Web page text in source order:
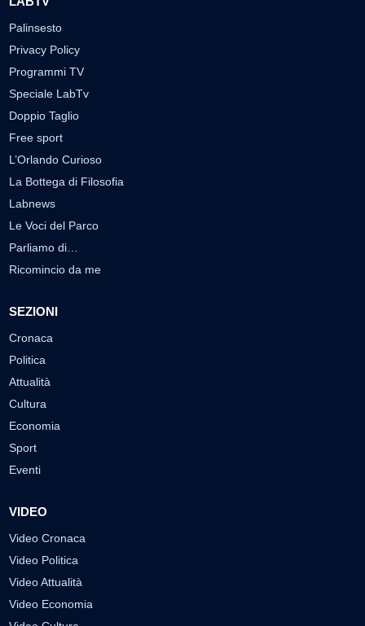
Palinsesto
Privacy Policy
Programmi TV
Speciale LabTv
Doppio Taglio
Free sport
L’Orlando Curioso
La Bottega di Filosofia
Labnews
Le Voci del Parco
Parliamo di…
Ricomincio da me
SEZIONI
Cronaca
Politica
Attualità
Cultura
Economia
Sport
Eventi
VIDEO
Video Cronaca
Video Politica
Video Attualità
Video Economia